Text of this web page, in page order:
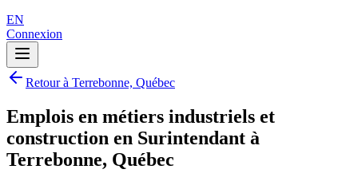
EN
Connexion
Retour à Terrebonne, Québec
Emplois en métiers industriels et
construction en Surintendant à
Terrebonne, Québec